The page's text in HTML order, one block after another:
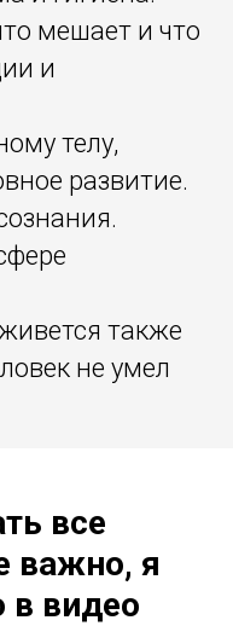
мешает и что
и
телу,
развитие.
также
не умел
все
важно, я
в видео